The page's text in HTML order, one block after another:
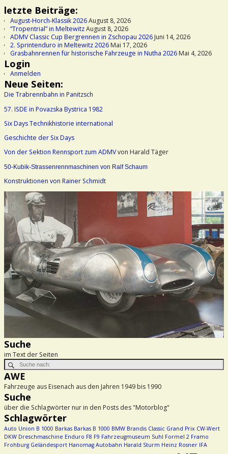
letzte Beiträge:
August-Horch-Klassik 2026August 8, 2026
“Tropentrial” in MeltewitzAugust 8, 2026
ADMV Classic Cup Bergrennen in Zschopau 2026Juni 14, 2026
2. Sprintenduro in Meltewitz 2026Mai 17, 2026
Grasbahnrennen für historische Fahrzeuge in Nutha 2026Mai 4, 2026
Login
Anmelden
Neue Seiten:
Die Trabrennbahn in Panitzsch
57. ISDE in Povazska Bystrica 1982
Six Days Technikhistorie international
Geschichte der Six Days
Von der Sektion Rennsport zum ADMVvon Harald Täger
50-Kubik-Strassenrennmaschinen von Ralf Schaum
Konstruktionen von Rainer Schmidt
Suche
im Text der Seiten
AWE
Fahrzeuge aus Eisenach aus den Jahren 1949 bis 1990
Suche
über die Schlagwörter nur in den Posts des "Motorblog"
Schlagwörter
Auto Union B 1000 Barkas Barkas B 1000 BMW Brandis Classic Grand Prix CW-Wert
DKW Dreschmaschine Enduro F8 F9 Fahrzeugmuseum Suhl Formel 2 Framo
Frohburg Geländesport Hanomag Autobahn Harald Sturm Heinz Rosner IFA